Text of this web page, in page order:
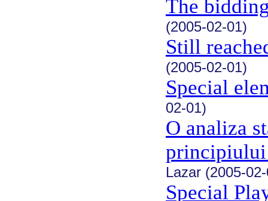
The
(2005-02-01)
Still
(2005-02-01)
Special
02-01)
O analiza
Lazar (2005-
Special